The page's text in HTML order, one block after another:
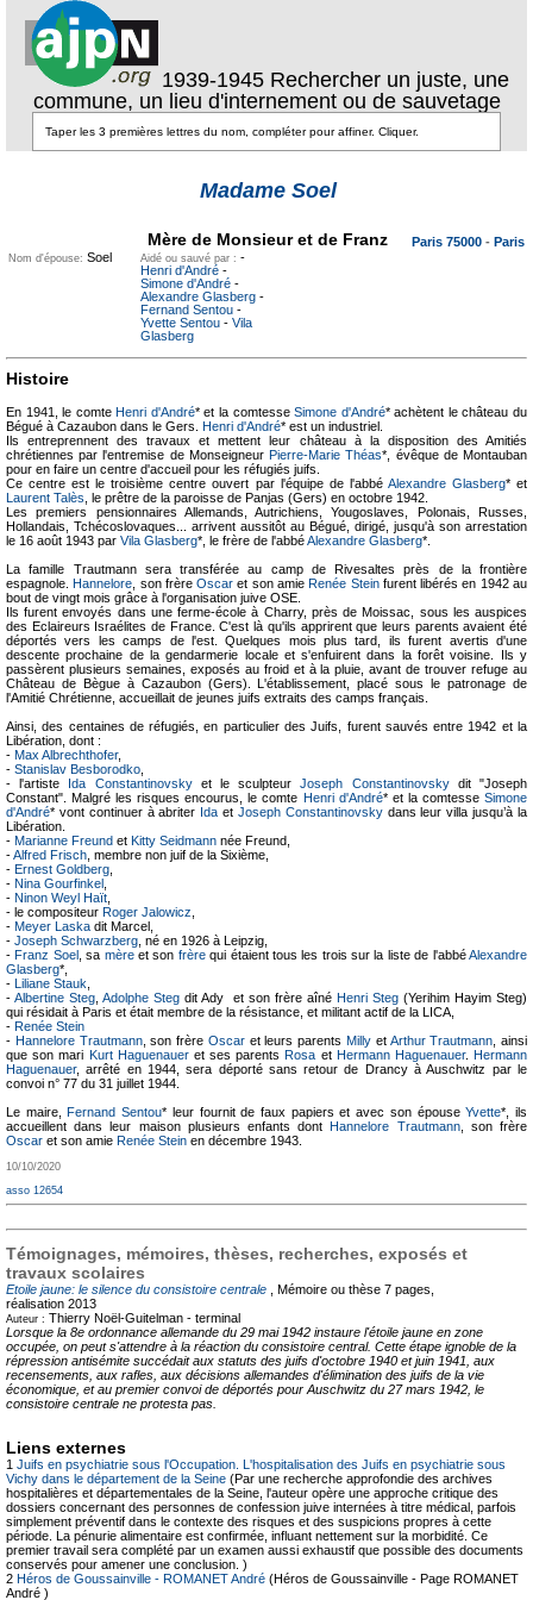
1939-1945 Rechercher un juste, une
commune, un lieu d'internement ou de sauvetage
Madame Soel
Mère de Monsieur et de Franz
Paris 75000 - Paris
Nom d'épouse: Soel Aidé ou sauvé par : -
Henri d'André -
Simone d'André -
Alexandre Glasberg -
Fernand Sentou -
Yvette Sentou - Vila
Glasberg
Histoire
En 1941, le comteHenri d'André* et la comtesseSimone d'André* achètent le château du
Bégué à Cazaubon dans le Gers. Henri d'André* est un industriel.
Ils entreprennent des travaux et mettent leur château à la disposition des Amitiés
chrétiennes par l'entremise de MonseigneurPierre-Marie Théas*, évêque de Montauban
pour en faire un centre d'accueil pour les réfugiés juifs.
Ce centre est le troisième centre ouvert par l'équipe de l'abbé Alexandre Glasberg* et
Laurent Talès , le prêtre de la paroisse de Panjas (Gers) en octobre 1942.
Les premiers pensionnaires Allemands, Autrichiens, Yougoslaves, Polonais, Russes,
Hollandais, Tchécoslovaques... arrivent aussitôt au Bégué, dirigé, jusqu'à son arrestation
le 16 août 1943 par Vila Glasberg*, le frère de l'abbéAlexandre Glasberg*.
La famille Trautmann sera transférée au camp de Rivesaltes près de la frontière
espagnole.Hannelore , son frèreOscar et son amieRenée Steinfurent libérés en 1942 au
bout de vingt mois grâce à l'organisation juive OSE.
Ils furent envoyés dans une ferme-école à Charry, près de Moissac, sous les auspices
des Eclaireurs Israélites de France. C'est là qu'ils apprirent que leurs parents avaient été
déportés vers les camps de l'est. Quelques mois plus tard, ils furent avertis d'une
descente prochaine de la gendarmerie locale et s'enfuirent dans la forêt voisine. Ils y
passèrent plusieurs semaines, exposés au froid et à la pluie, avant de trouver refuge au
Château de Bègue à Cazaubon (Gers). L'établissement, placé sous le patronage de
l'Amitié Chrétienne, accueillait de jeunes juifs extraits des camps français.
Ainsi, des centaines de réfugiés, en particulier des Juifs, furent sauvés entre 1942 et la
Libération, dont :
- Max Albrechthofer,
- Stanislav Besborodko
- l'artiste Ida Constantinovskyet le sculpteurJoseph Constantinovskydit "Joseph
Constant". Malgré les risques encourus, le comte Henri d'André* et la comtesseSimone
d'André* vont continuer à abriter Ida et Joseph Constantinovskydans leur villa jusqu’à la
Libération.
- Marianne Freund et Kitty Seidmann née Freund,
-Alfred Frisch , membre non juif de la Sixième,
- Ernest Goldberg
- Nina Gourfinkel
- Ninon Weyl Haït
- le compositeur Roger Jalowicz
- Meyer Laska dit Marcel,
- Joseph Schwarzberg , né en 1926 à Leipzig,
-Franz Soel, sa mèreet son frèrequi étaient tous les trois sur la liste de l'abbéAlexandre
Glasberg*,
- Liliane Stauk
- Albertine Steg Adolphe Steg dit Ady et son frère aîné Henri Steg (Yerihim Hayim Steg)
qui résidait à Paris et était membre de la résistance, et militant actif de la LICA,
- Renée Stein
- Hannelore Trautmann, son frère Oscaret leurs parents Millyet Arthur Trautmann , ainsi
que son mari Kurt Haguenaueret ses parentsRosa et Hermann Haguenauer.Hermann
Haguenauer, arrêté en 1944, sera déporté sans retour de Drancy à Auschwitz par le
convoi n° 77 du 31 juillet 1944.
Le maire,Fernand Sentou* leur fournit de faux papiers et avec son épouseYvette*, ils
accueillent dans leur maison plusieurs enfants dontHannelore Trautmann, son frère
Oscar et son amie Renée Stein en décembre 1943.
10/10/2020
asso 12654
Témoignages, mémoires, thèses, recherches, exposés et
travaux scolaires
Etoile jaune: le silence du consistoire centrale , Mémoire ou thèse 7 pages,
réalisation 2013
Auteur : Thierry Noël-Guitelman - terminal
Lorsque la 8e ordonnance allemande du 29 mai 1942 instaure l'étoile jaune en zone
occupée, on peut s'attendre à la réaction du consistoire central. Cette étape ignoble de la
répression antisémite succédait aux statuts des juifs d'octobre 1940 et juin 1941, aux
recensements, aux rafles, aux décisions allemandes d'élimination des juifs de la vie
économique, et au premier convoi de déportés pour Auschwitz du 27 mars 1942, le
consistoire centrale ne protesta pas.
Liens externes
1 Juifs en psychiatrie sous l'Occupation. L'hospitalisation des Juifs en psychiatrie sous
Vichy dans le département de la Seine (Par une recherche approfondie des archives
hospitalières et départementales de la Seine, l'auteur opère une approche critique des
dossiers concernant des personnes de confession juive internées à titre médical, parfois
simplement préventif dans le contexte des risques et des suspicions propres à cette
période. La pénurie alimentaire est confirmée, influant nettement sur la morbidité. Ce
premier travail sera complété par un examen aussi exhaustif que possible des documents
conservés pour amener une conclusion. )
2 Héros de Goussainville - ROMANET André (Héros de Goussainville - Page ROMANET
André )